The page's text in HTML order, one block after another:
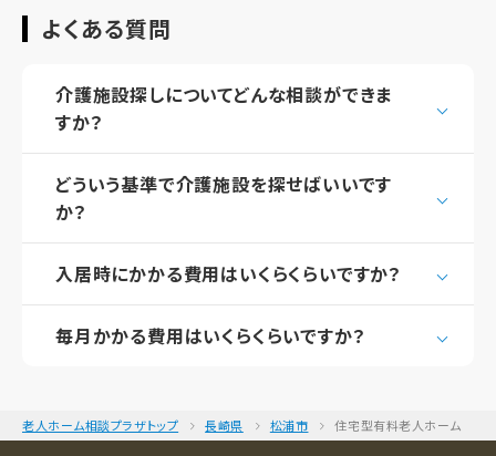
よくある質問
介護施設探しについてどんな相談ができま
すか？
どういう基準で介護施設を探せばいいです
か？
入居時にかかる費用はいくらくらいですか？
毎月かかる費用はいくらくらいですか？
老人ホーム相談プラザトップ 長崎県 松浦市 住宅型有料老人ホーム